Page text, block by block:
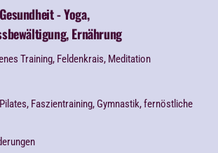
- Yoga,
Ernährung
Training, Feldenkrais, Meditation
Faszientraining, Gymnastik, fernöstliche